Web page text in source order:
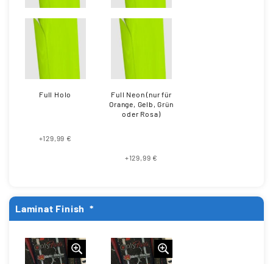
Full Holo
+129,99 €
Full Neon (nur für
Orange, Gelb, Grün
oder Rosa)
+129,99 €
Laminat Finish *